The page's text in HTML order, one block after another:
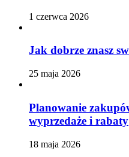
1 czerwca 2026
Jak dobrze znasz
25 maja 2026
Planowanie
wyprzedaże i rabaty
18 maja 2026